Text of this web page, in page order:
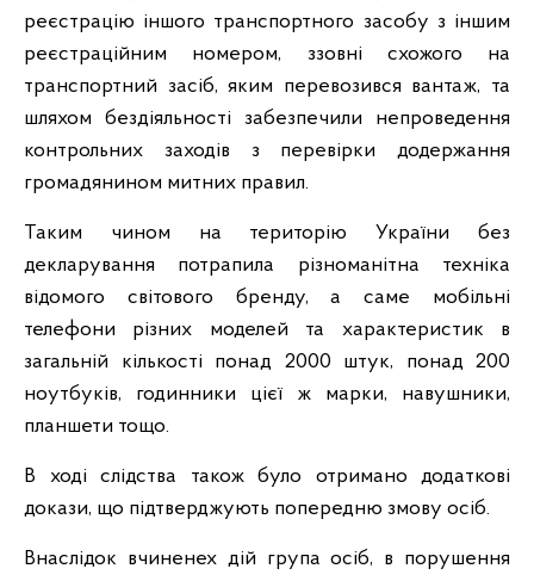
реєстрацію іншого транспортного засобу з іншим
реєстраційним номером, ззовні схожого на
транспортний засіб, яким перевозився вантаж, та
шляхом бездіяльності забезпечили непроведення
контрольних заходів з перевірки додержання
громадянином митних правил.
Таким чином на територію України без
декларування потрапила різноманітна техніка
відомого світового бренду, а саме мобільні
телефони різних моделей та характеристик в
загальній кількості понад 2000 штук, понад 200
ноутбуків, годинники цієї ж марки, навушники,
планшети тощо.
В ході слідства також було отримано додаткові
докази, що підтверджують попередню змову осіб.
Внаслідок вчиненех дій група осіб, в порушення